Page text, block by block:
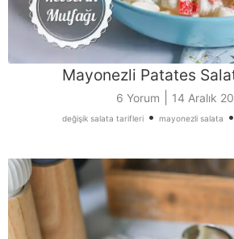
Mayonezli Patates
6 Yorum 14 Aralık
değişik salata tarifleri• mayonezli salata •